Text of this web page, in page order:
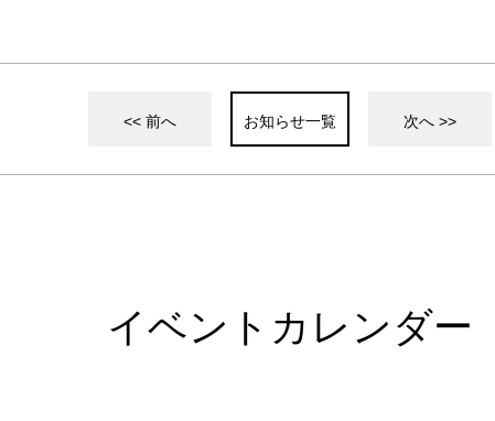
<< 前へ お知らせ一覧 次へ >>
イベントカレンダー